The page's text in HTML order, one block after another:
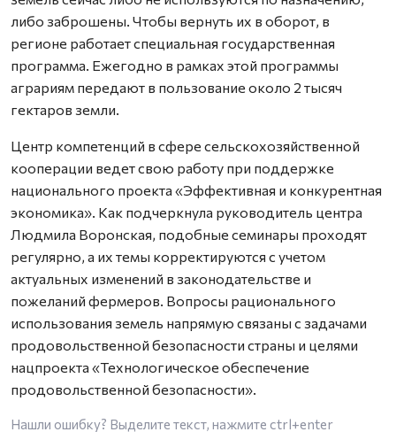
либо заброшены. Чтобы вернуть их в оборот, в
регионе работает специальная государственная
программа. Ежегодно в рамках этой программы
аграриям передают в пользование около 2 тысяч
гектаров земли.
Центр компетенций в сфере сельскохозяйственной
кооперации ведет свою работу при поддержке
национального проекта «Эффективная и конкурентная
экономика». Как подчеркнула руководитель центра
Людмила Воронская, подобные семинары проходят
регулярно, а их темы корректируются с учетом
актуальных изменений в законодательстве и
пожеланий фермеров. Вопросы рационального
использования земель напрямую связаны с задачами
продовольственной безопасности страны и целями
нацпроекта «Технологическое обеспечение
продовольственной безопасности».
Нашли ошибку? Выделите текст, нажмите ctrl+enter